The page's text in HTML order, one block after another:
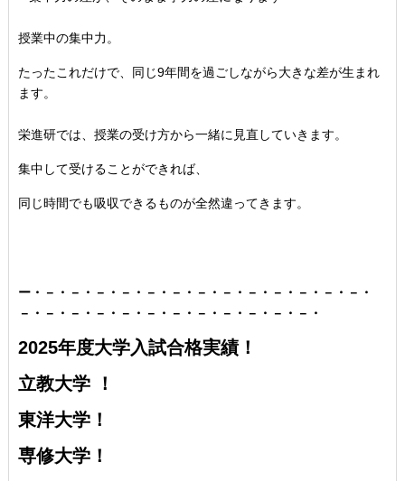
授業中の集中力。
たったこれだけで、 同じ9年間を過ごしながら大きな差が生まれ
ます。
栄進研では、授業の受け方から一緒に見直していきます。
集中して受けることができれば、
同じ時間でも吸収できるものが全然違ってきます。
ー・－・－・－・－・－・－・－・－・－・－・－・－・－・
－・－・－・－・－・－・－・－・－・－・－・－・
2025年度大学入試合格実績！
立教大学 ！
東洋大学！
専修大学！